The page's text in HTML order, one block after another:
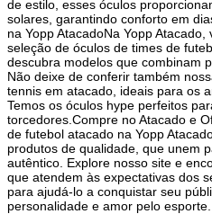
de estilo, esses óculos
solares, garantindo conforto em
na Yopp AtacadoNa Yopp
seleção de óculos de times de
descubra modelos que combinam
Não deixe de conferir também
tennis em atacado, ideais para os
Temos os óculos hype perfeitos
torcedores.Compre no Atacado e
de futebol atacado na Yopp
produtos de qualidade, que unem
autêntico. Explore nosso site e
que atendem às expectativas dos
para ajudá-lo a conquistar seu
personalidade e amor pelo esporte.